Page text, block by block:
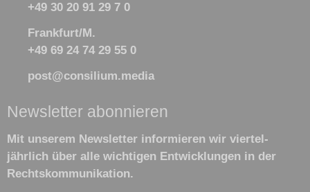
+49 30 20 91 29 7 0
Frankfurt/M.
+49 69 24 74 29 55 0
post@consilium.media
Newsletter abonnieren
Mit unserem Newsletter informieren wir viertel­
jährlich über alle wichtigen Ent­wick­lun­gen in der
Rechts­kommu­nikation.